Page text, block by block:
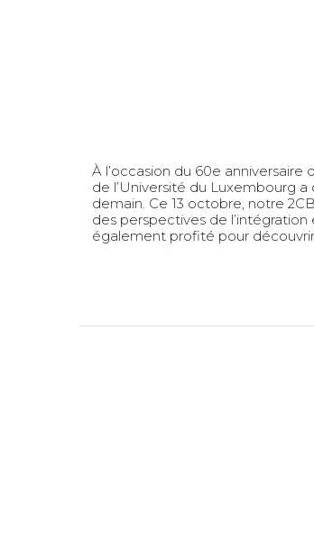
À l’occasion du 60e
de l’Université du Luxembourg
demain. Ce 13 octobre, notre
des perspectives de
également profité pour découvrir